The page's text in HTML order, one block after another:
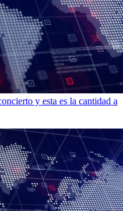
y esta es la cantidad a